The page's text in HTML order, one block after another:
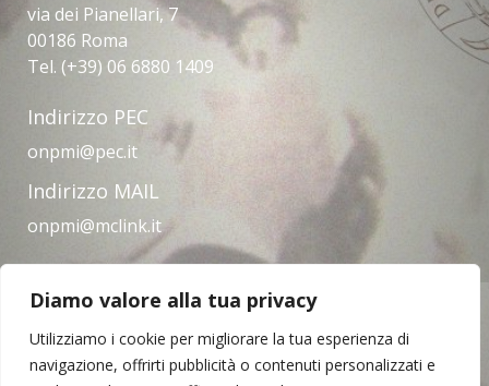
Diamo valore alla tua privacy
Utilizziamo i cookie per migliorare la tua esperienza di
navigazione, offrirti pubblicità o contenuti personalizzati e
via dei Pianellari, 7
00186 Roma
Tel. (+39) 06 6880 1409
Indirizzo PEC
onpmi@pec.it
Indirizzo MAIL
onpmi@mclink.it
Amministrazione trasparente
Privacy Policy
Note legali
Contatti